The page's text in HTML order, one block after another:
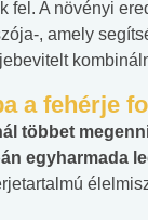
fel. A növényi
, amely
a fehérje
többet
egyharmada